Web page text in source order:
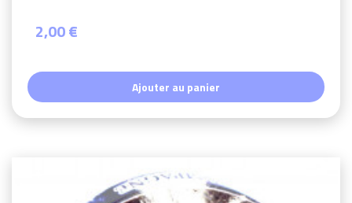
2,00 €
Ajouter au panier